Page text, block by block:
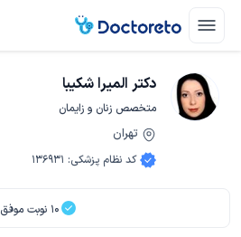
دکتر المیرا شکیبا
متخصص زنان و زایمان
تهران
کد نظام پزشکی:
136931
10 نوبت موفق